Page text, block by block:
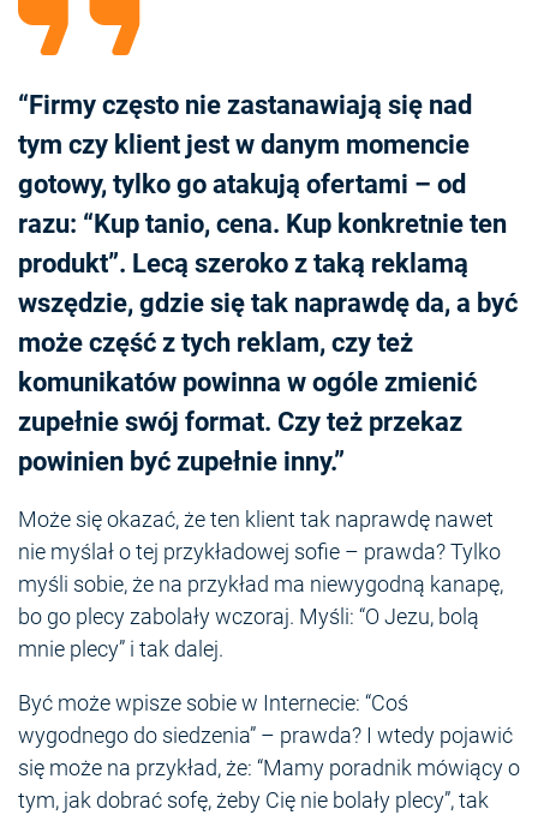
“Firmy często nie zastanawiają się nad
tym czy klient jest w danym momencie
gotowy, tylko go atakują ofertami – od
razu: “Kup tanio, cena. Kup konkretnie ten
produkt”. Lecą szeroko z taką reklamą
wszędzie, gdzie się tak naprawdę da, a być
może część z tych reklam, czy też
komunikatów powinna w ogóle zmienić
zupełnie swój format. Czy też przekaz
powinien być zupełnie inny.”
Może się okazać, że ten klient tak naprawdę nawet
nie myślał o tej przykładowej sofie – prawda? Tylko
myśli sobie, że na przykład ma niewygodną kanapę,
bo go plecy zabolały wczoraj. Myśli: “O Jezu, bolą
mnie plecy” i tak dalej.
Być może wpisze sobie w Internecie: “Coś
wygodnego do siedzenia” – prawda? I wtedy pojawić
się może na przykład, że: “Mamy poradnik mówiący o
tym, jak dobrać sofę, żeby Cię nie bolały plecy”, tak